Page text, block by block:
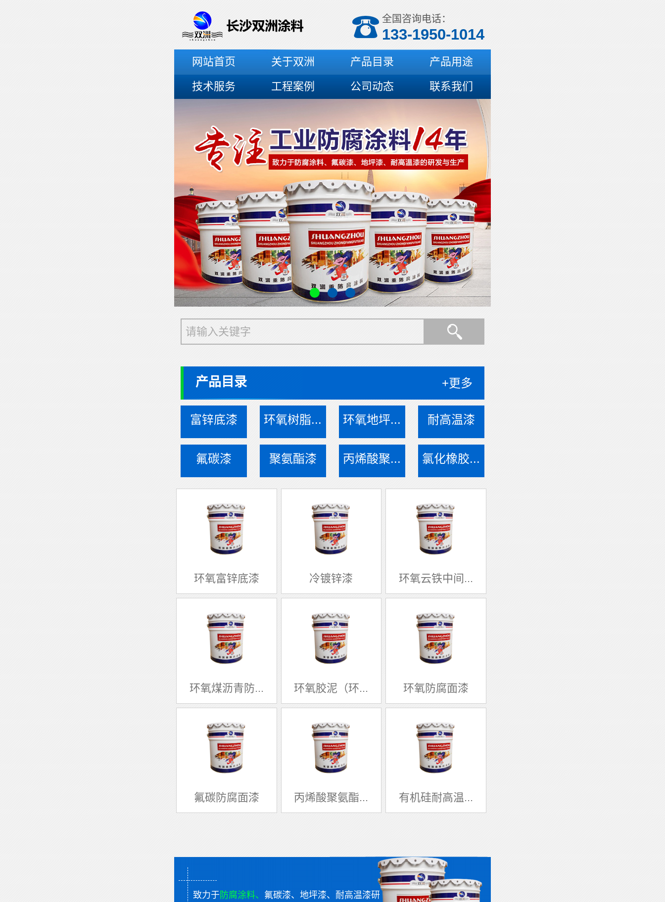
全国咨询电话：
133-1950-1014
网站首页 关于双洲 产品目录
产品用途
技术服务
工程案例 公司动态 联系我们
产品目录 +更多
富锌底漆 环氧树脂... 环氧地坪... 耐高温漆
氟碳漆 聚氨酯漆 丙烯酸聚... 氯化橡胶...
环氧富锌底漆 冷镀锌漆 环氧云铁中间...
环氧煤沥青防... 环氧胶泥（环... 环氧防腐面漆
氟碳防腐面漆 丙烯酸聚氨酯... 有机硅耐高温...
致力于 防腐涂料、 氟碳漆、地坪漆、耐高温漆研